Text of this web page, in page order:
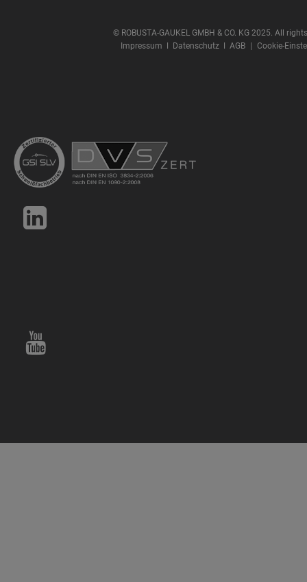
© ROBUSTA-GAUKEL GMBH & CO. KG 2025. All
Impressum
Datenschutz ǀAGB Cookie-